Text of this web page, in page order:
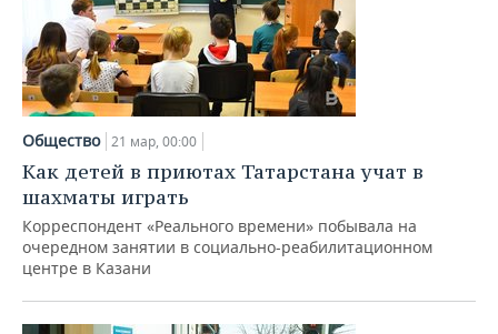
Общество 21 мар, 00:00
Как детей в приютах Татарстана учат в
шахматы играть
Корреспондент «Реального времени» побывала на
очередном занятии в социально-реабилитационном
центре в Казани